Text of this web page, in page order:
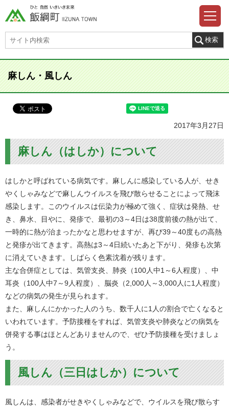
麻しん・風しん
2017年3月27日
麻しん（はしか）について
はしかと呼ばれている病気です。麻しんに感染している人が、せき
やくしゃみなどで麻しんウイルスを飛び散らせることによって飛沫
感染します。このウイルスは伝染力が極めて強く、症状は発熱、せ
き、鼻水、目やに、発疹で、最初の3～4日は38度前後の熱が出て、
一時的に熱が治まったかなと思わせますが、再び39～40度もの高熱
と発疹が出てきます。高熱は3～4日続いたあと下がり、発疹も次第
に消えていきます。しばらく色素沈着が残ります。
主な合併症としては、気管支炎、肺炎（100人中1～6人程度）、中
耳炎（100人中7～9人程度）、脳炎（2,000人～3,000人に1人程度）
などの病気の発生が見られます。
また、麻しんにかかった人のうち、数千人に1人の割合で亡くなると
いわれています。予防接種をすれば、気管支炎や肺炎などの病気を
併発する事はほとんどありませんので、ぜひ予防接種を受けましょ
う。
風しん（三日はしか）について
風しんは、感染者がせきやくしゃみなどで、ウイルスを飛び散らす